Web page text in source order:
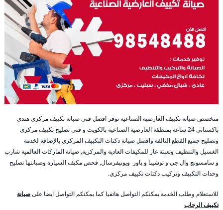
متخصص صيانة تكييف العارضية الصناعية نوفر افضل فني صيانة تكييف مركزي هندي
باكستاني 24 ساعة بمنطقة العارضية الصناعية بالكويت و فني تصليح تكييف مركزي
وتصليح جميع القطع التالفة وافضل صيانة دكتات التكييف المركزي بالإضافة لخدمة
الغسيل والتنظيف وتعبئة غاز للمكيفات العادية والمركزية, صيانة الماركات العالمية شارب
و سامسونج وال جي و توشيبا و باور ويونيفرسال, فحص مكيف السيارة وصيانتها تصليح
وحدات التكييف وتركيب دكتات تكييف مركزي.
للاستعلام وطلب الخدمة يمكنكم التواصل هاتفيا كما يمكنكم التواصل ايضا علىصيانة
تكييف الرحاب